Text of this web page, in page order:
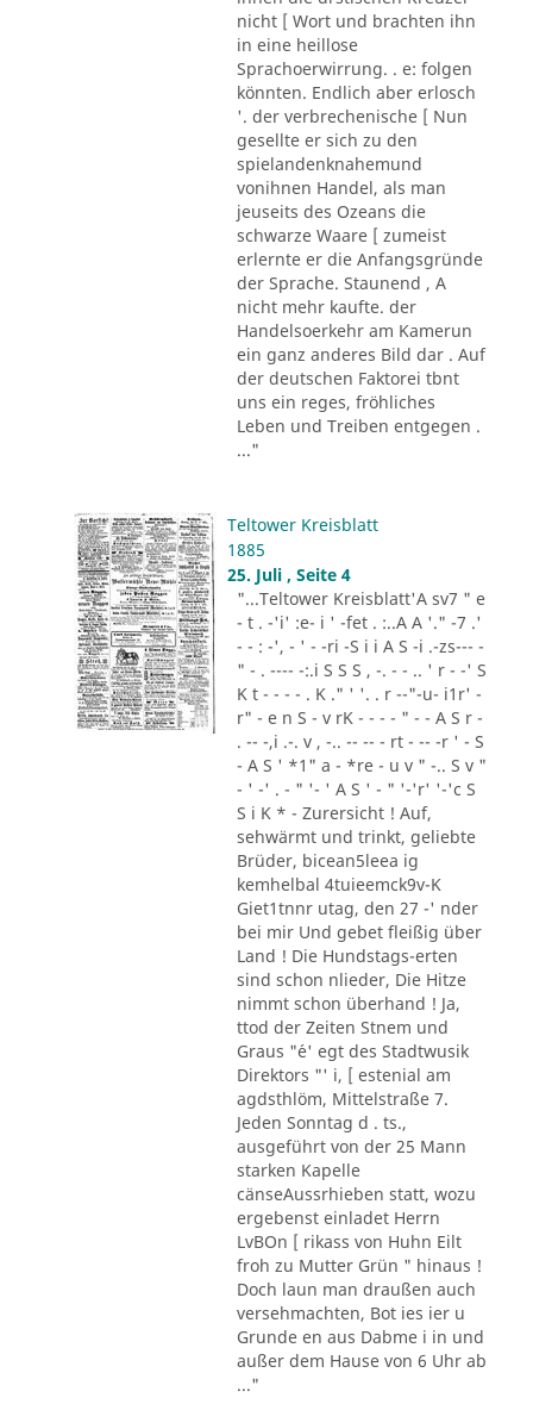
nicht [ Wort und brachten ihn
in eine heillose
Sprachoerwirrung. . e: folgen
könnten. Endlich aber erlosch
'. der verbrechenische [ Nun
gesellte er sich zu den
spielandenknahemund
vonihnen Handel, als man
jeuseits des Ozeans die
schwarze Waare [ zumeist
erlernte er die Anfangsgründe
der Sprache. Staunend , A
nicht mehr kaufte. der
Handelsoerkehr am Kamerun
ein ganz anderes Bild dar . Auf
der deutschen Faktorei tbnt
uns ein reges, fröhliches
Leben und Treiben entgegen .
..."
Teltower Kreisblatt
1885
25. Juli , Seite 4
"...Teltower Kreisblatt'A sv7 " e
- t . -'i' :e- i ' -fet . :..A A '." -7 .'
- - : -', - ' - -ri -S i i A S -i .-zs--- -
" - . ---- -:.i S S S , -. - - .. ' r - -' S
K t - - - - . K ." ' '. . r --"-u- i1r' -
r" - e n S - v rK - - - - " - - A S r -
. -- -,i .-. v , -.. -- -- - rt - -- -r ' - S
- A S ' *1" a - *re - u v " -.. S v "
- ' -' . - " '- ' A S ' - " '-'r' '-'c S
S i K * - Zurersicht ! Auf,
sehwärmt und trinkt, geliebte
Brüder, bicean5leea ig
kemhelbal 4tuieemck9v-K
Giet1tnnr utag, den 27 -' nder
bei mir Und gebet fleißig über
Land ! Die Hundstags-erten
sind schon nlieder, Die Hitze
nimmt schon überhand ! Ja,
ttod der Zeiten Stnem und
Graus "´e' egt des Stadtwusik
Direktors "' i, [ estenial am
agdsthlöm, Mittelstraße 7.
Jeden Sonntag d . ts.,
ausgeführt von der 25 Mann
starken Kapelle
cänseAussrhieben statt, wozu
ergebenst einladet Herrn
LvBOn [ rikass von Huhn Eilt
froh zu Mutter Grün " hinaus !
Doch laun man draußen auch
versehmachten, Bot ies ier u
Grunde en aus Dabme i in und
außer dem Hause von 6 Uhr ab
..."